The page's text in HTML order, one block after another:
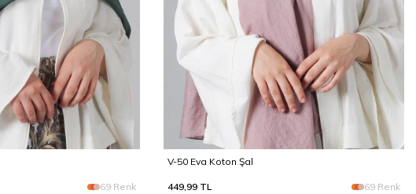
69 Renk
V-50 Eva Koton Şal
449,99 TL 69 Renk